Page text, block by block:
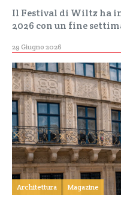
Il Festival di Wiltz ha
2026 con un fine
29 Giugno 2026
Architettura Magazine